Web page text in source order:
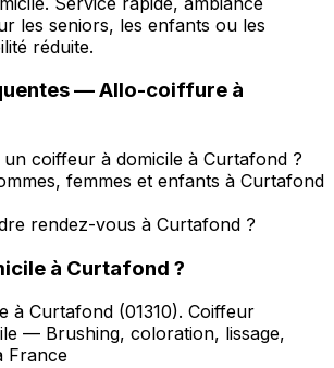
les seniors, les enfants ou les
réduite.
—Allo-coiffure à
coiffeur à domicile à Curtafond ?
femmes et enfants à Curtafond
rendez-vous à Curtafond ?
à Curtafond ?
à Curtafond (01310). Coiffeur
— Brushing, coloration, lissage,
France